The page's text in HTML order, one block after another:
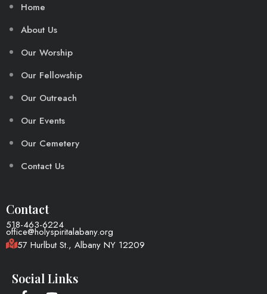
Home
About Us
Our Worship
Our Fellowship
Our Outreach
Our Events
Our Cemetery
Contact Us
Contact
518-463-6224
office@holyspiritalabany.org
57 Hurlbut St., Albany NY 12209
Social Links